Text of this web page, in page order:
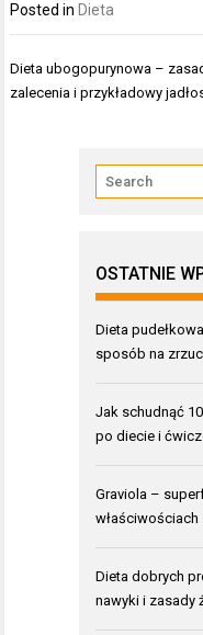
Posted in Dieta
Nawigacja
wpisu
Dieta ubogopurynowa –
zalecenia i przykładowy
OSTATNIE
Dieta
sposób na
Jak schudnąć
po diecie i
Graviola –
Dieta dobrych
nawyki i zasady